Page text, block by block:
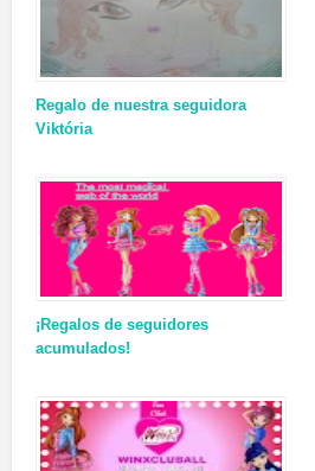
Regalo de nuestra seguidora
Viktória
¡Regalos de seguidores
acumulados!